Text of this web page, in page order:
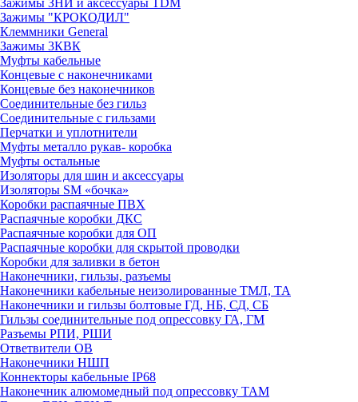
Зажимы ЗНИ и аксессуары TDM
Зажимы "КРОКОДИЛ"
Клеммники General
Зажимы 3КВК
Муфты кабельные
Концевые с наконечниками
Концевые без наконечников
Соединительные без гильз
Соединительные с гильзами
Перчатки и уплотнители
Муфты металло рукав- коробка
Муфты остальные
Изоляторы для шин и аксессуары
Изоляторы SM «бочка»
Коробки распаячные ПВХ
Распаячные коробки ДКС
Распаячные коробки для ОП
Распаячные коробки для скрытой проводки
Коробки для заливки в бетон
Наконечники, гильзы, разъемы
Наконечники кабельные неизолированные ТМЛ, ТА
Наконечники и гильзы болтовые ГД, НБ, СД, СБ
Гильзы соединительные под опрессовку ГА, ГМ
Разъемы РПИ, РШИ
Ответвители ОВ
Наконечники НШП
Коннекторы кабельные IP68
Наконечник алюмомедный под опрессовку ТАМ